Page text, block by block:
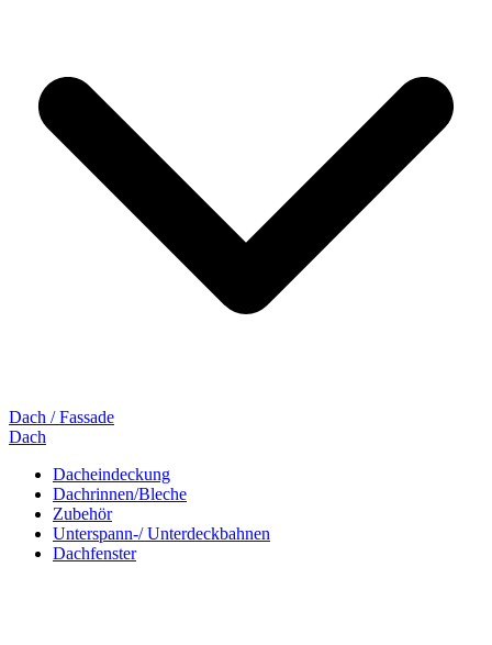
Dach / Fassade
Dach
Dacheindeckung
Dachrinnen/Bleche
Zubehör
Unterspann-/ Unterdeckbahnen
Dachfenster